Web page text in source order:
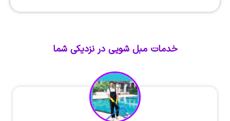
خدمات مبل شویی در نزدیکی شما